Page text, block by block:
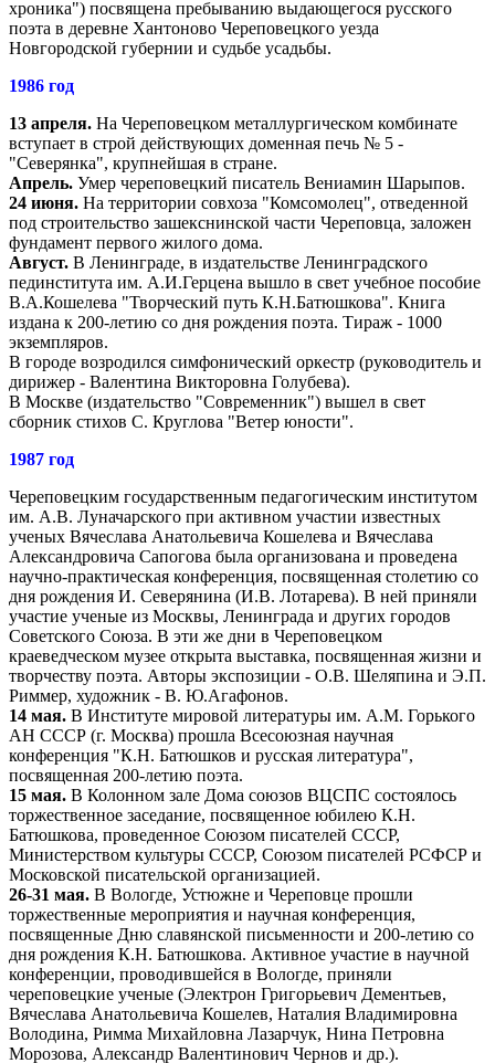
хроника") посвящена пребыванию выдающегося русского
поэта в деревне Хантоново Череповецкого уезда
Новгородской губернии и судьбе усадьбы.
1986 год
13 апреля. На Череповецком металлургическом комбинате
вступает в строй действующих доменная печь № 5 -
"Северянка", крупнейшая в стране.
Апрель. Умер череповецкий писатель Вениамин Шарыпов.
24 июня. На территории совхоза "Комсомолец", отведенной
под строительство зашекснинской части Череповца, заложен
фундамент первого жилого дома.
Август. В Ленинграде, в издательстве Ленинградского
пединститута им. А.И.Герцена вышло в свет учебное пособие
В.А.Кошелева "Творческий путь К.Н.Батюшкова". Книга
издана к 200-летию со дня рождения поэта. Тираж - 1000
экземпляров.
В городе возродился симфонический оркестр (руководитель и
дирижер - Валентина Викторовна Голубева).
В Москве (издательство "Современник") вышел в свет
сборник стихов С. Круглова "Ветер юности".
1987 год
Череповецким государственным педагогическим институтом
им. А.В. Луначарского при активном участии известных
ученых Вячеслава Анатольевича Кошелева и Вячеслава
Александровича Сапогова была организована и проведена
научно-практическая конференция, посвященная столетию со
дня рождения И. Северянина (И.В. Лотарева). В ней приняли
участие ученые из Москвы, Ленинграда и других городов
Советского Союза. В эти же дни в Череповецком
краеведческом музее открыта выставка, посвященная жизни и
творчеству поэта. Авторы экспозиции - О.В. Шеляпина и Э.П.
Риммер, художник - В. Ю.Агафонов.
14 мая. В Институте мировой литературы им. А.М. Горького
АН СССР (г. Москва) прошла Всесоюзная научная
конференция "К.Н. Батюшков и русская литература",
посвященная 200-летию поэта.
15 мая. В Колонном зале Дома союзов ВЦСПС состоялось
торжественное заседание, посвященное юбилею К.Н.
Батюшкова, проведенное Союзом писателей СССР,
Министерством культуры СССР, Союзом писателей РСФСР и
Московской писательской организацией.
26-31 мая. В Вологде, Устюжне и Череповце прошли
торжественные мероприятия и научная конференция,
посвященные Дню славянской письменности и 200-летию со
дня рождения К.Н. Батюшкова. Активное участие в научной
конференции, проводившейся в Вологде, приняли
череповецкие ученые (Электрон Григорьевич Дементьев,
Вячеслава Анатольевича Кошелев, Наталия Владимировна
Володина, Римма Михайловна Лазарчук, Нина Петровна
Морозова, Александр Валентинович Чернов и др.).